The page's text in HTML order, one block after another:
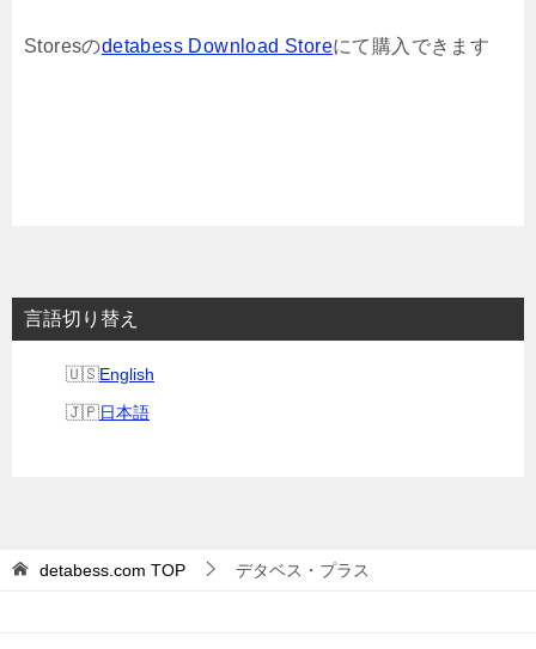
Storesのdetabess Download Storeにて購入できます
言語切り替え
English
日本語
detabess.com TOP デタベス・プラス